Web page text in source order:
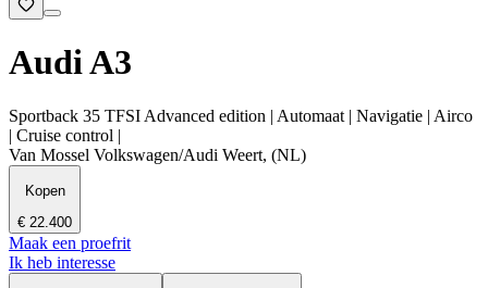
Audi A3
Sportback 35 TFSI Advanced edition | Automaat | Navigatie | Airco
| Cruise control |
Van Mossel Volkswagen/Audi Weert, (NL)
Kopen
€ 22.400
Maak een proefrit
Ik heb interesse